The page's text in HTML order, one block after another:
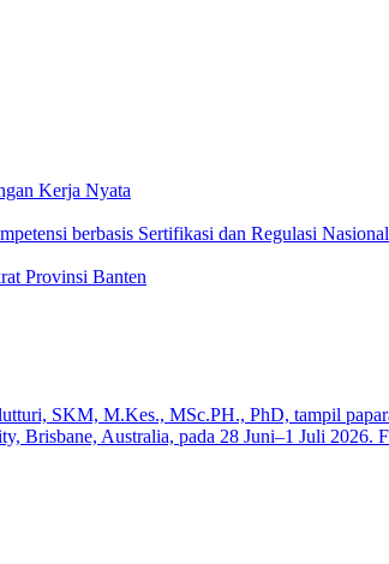
Kerja Nyata
berbasis Sertifikasi dan Regulasi Nasional
Provinsi Banten